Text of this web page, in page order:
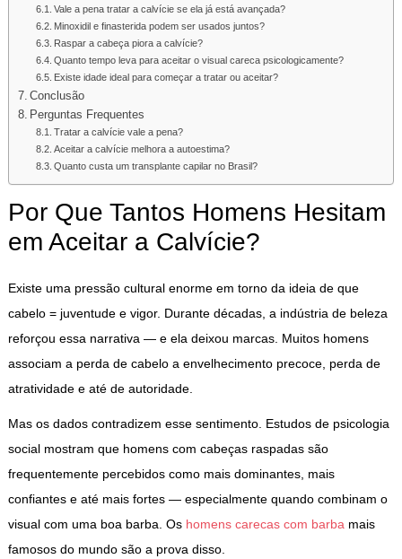
Vale a pena tratar a calvície se ela já está avançada?
Minoxidil e finasterida podem ser usados juntos?
Raspar a cabeça piora a calvície?
Quanto tempo leva para aceitar o visual careca psicologicamente?
Existe idade ideal para começar a tratar ou aceitar?
Conclusão
Perguntas Frequentes
Tratar a calvície vale a pena?
Aceitar a calvície melhora a autoestima?
Quanto custa um transplante capilar no Brasil?
Por Que Tantos Homens Hesitam
em Aceitar a Calvície?
Existe uma pressão cultural enorme em torno da ideia de que
cabelo = juventude e vigor. Durante décadas, a indústria de beleza
reforçou essa narrativa — e ela deixou marcas. Muitos homens
associam a perda de cabelo a envelhecimento precoce, perda de
atratividade e até de autoridade.
Mas os dados contradizem esse sentimento. Estudos de psicologia
social mostram que homens com cabeças raspadas são
frequentemente percebidos como mais dominantes, mais
confiantes e até mais fortes — especialmente quando combinam o
visual com uma boa barba. Os homens carecas com barba mais
famosos do mundo são a prova disso.